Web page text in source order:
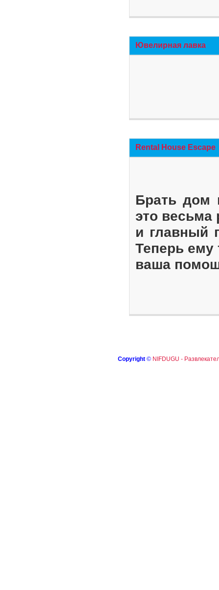
Ювелирная лавка
Rental House Escape
Брать дом
это весьма
и главный
Теперь ему
ваша
Copyright © NIFDUGU -